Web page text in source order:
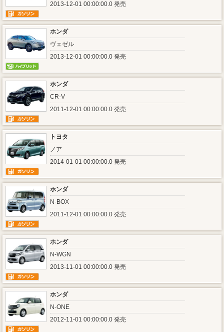
2013-12-01 00:00:00.0 発売
ホンダ
ヴェゼル
2013-12-01 00:00:00.0 発売
ホンダ
CR-V
2011-12-01 00:00:00.0 発売
トヨタ
ノア
2014-01-01 00:00:00.0 発売
ホンダ
N-BOX
2011-12-01 00:00:00.0 発売
ホンダ
N-WGN
2013-11-01 00:00:00.0 発売
ホンダ
N-ONE
2012-11-01 00:00:00.0 発売